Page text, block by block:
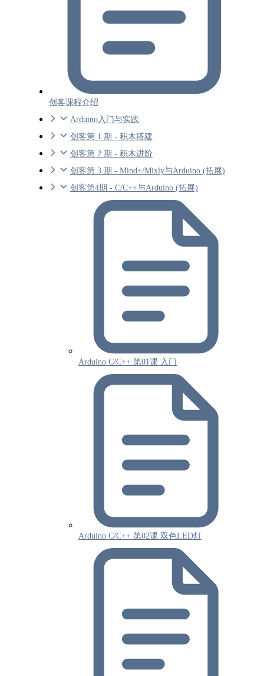
创客课程介绍
Arduino入门与实践
创客第 1 期 - 积木搭建
创客第 2 期 - 积木进阶
创客第 3 期 - Mind+/Mixly与Arduino (拓展)
创客第4期 - C/C++与Arduino (拓展)
Arduino C/C++ 第01课 入门
Arduino C/C++ 第02课 双色LED灯